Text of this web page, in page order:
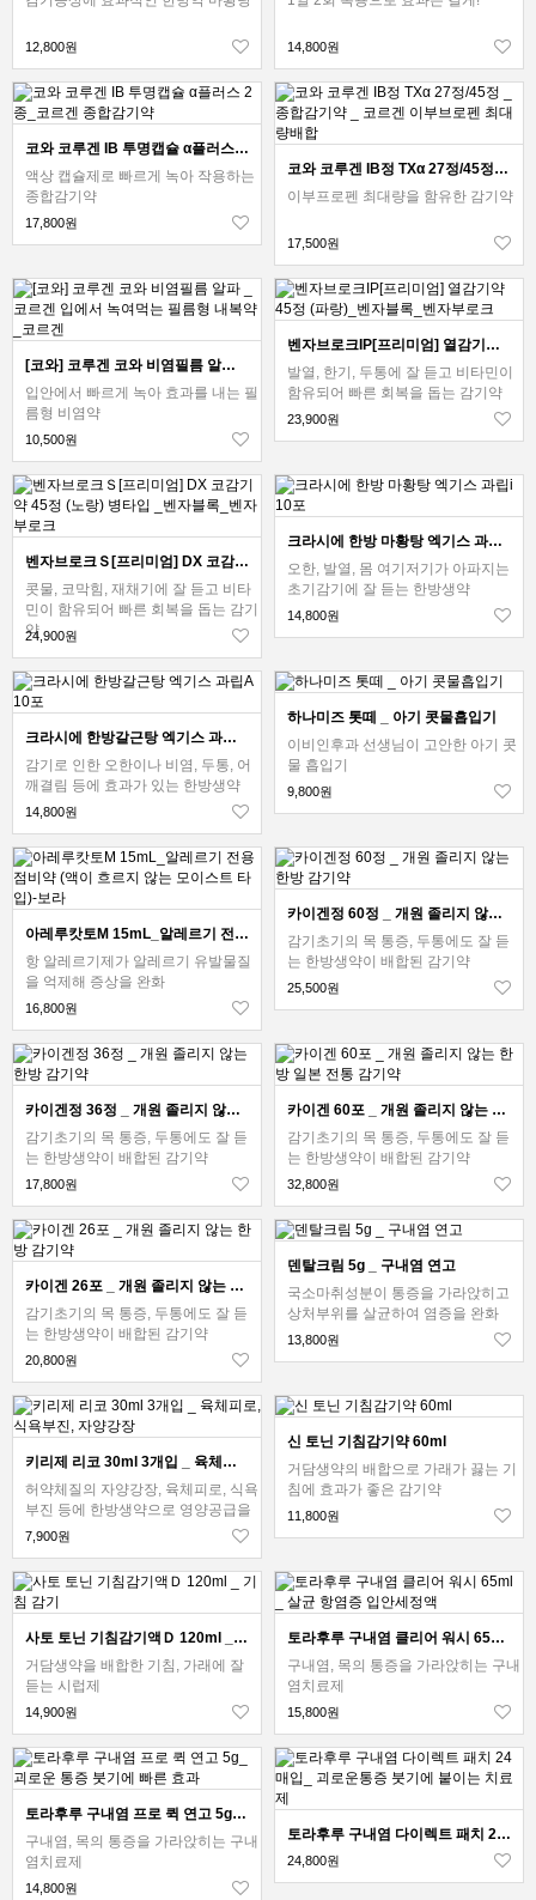
12,800원 14,800원
코와 코루겐 IB 투명캡슐 α플러스 2종_코르겐 종합감기약
액상 캡슐제로 빠르게 녹아 작용하는
종합감기약
17,800원
코와 코루겐 IB정 TXα 27정/45정 _ 종합감기약 _ 코르겐 이부브로펜 최대량배합
이부프로펜 최대량을 함유한 감기약
17,500원
[코와] 코루겐 코와 비염필름 알파 _ 코르겐 입에서 녹여먹는 필름형 내복약_코르겐
입안에서 빠르게 녹아 효과를 내는 필
름형 비염약
10,500원
벤자브로크IP[프리미엄] 열감기약 45정 (파랑)_벤자블록_벤자부로크
발열, 한기, 두통에 잘 듣고 비타민이
함유되어 빠른 회복을 돕는 감기약
23,900원
벤자브로크Ｓ[프리미엄] DX 코감기약 45정 (노랑) 병타입 _벤자블록_벤자부로크
콧물, 코막힘, 재채기에 잘 듣고 비타
민이 함유되어 빠른 회복을 돕는 감기
약
24,900원
크라시에 한방 마황탕 엑기스 과립i 10포
오한, 발열, 몸 여기저기가 아파지는
초기감기에 잘 듣는 한방생약
14,800원
크라시에 한방갈근탕 엑기스 과립A 10포
감기로 인한 오한이나 비염, 두통, 어
깨결림 등에 효과가 있는 한방생약
14,800원
하나미즈 톳떼 _ 아기 콧물흡입기
이비인후과 선생님이 고안한 아기 콧
물 흡입기
9,800원
아레루캇토M 15mL_알레르기 전용 점비약 (액이 흐르지 않는 모이스트 타입)-보라
항 알레르기제가 알레르기 유발물질
을 억제해 증상을 완화
16,800원
카이겐정 60정 _ 개원 졸리지 않는 한방 감기약
감기초기의 목 통증, 두통에도 잘 듣
는 한방생약이 배합된 감기약
25,500원
카이겐정 36정 _ 개원 졸리지 않는 한방 감기약
감기초기의 목 통증, 두통에도 잘 듣
는 한방생약이 배합된 감기약
17,800원
카이겐 60포 _ 개원 졸리지 않는 한방 일본 전통 감기약
감기초기의 목 통증, 두통에도 잘 듣
는 한방생약이 배합된 감기약
32,800원
카이겐 26포 _ 개원 졸리지 않는 한방 감기약
감기초기의 목 통증, 두통에도 잘 듣
는 한방생약이 배합된 감기약
20,800원
덴탈크림 5g _ 구내염 연고
국소마취성분이 통증을 가라앉히고
상처부위를 살균하여 염증을 완화
13,800원
키리제 리코 30ml 3개입 _ 육체피로, 식욕부진, 자양강장
허약체질의 자양강장, 육체피로, 식욕
부진 등에 한방생약으로 영양공급을
7,900원
신 토닌 기침감기약 60ml
거담생약의 배합으로 가래가 끓는 기
침에 효과가 좋은 감기약
11,800원
사토 토닌 기침감기액Ｄ 120ml _ 기침 감기
거담생약을 배합한 기침, 가래에 잘
듣는 시럽제
14,900원
토라후루 구내염 클리어 워시 65ml _ 살균 항염증 입안세정액
구내염, 목의 통증을 가라앉히는 구내
염치료제
15,800원
토라후루 구내염 프로 퀵 연고 5g_ 괴로운 통증 붓기에 빠른 효과
구내염, 목의 통증을 가라앉히는 구내
염치료제
14,800원
토라후루 구내염 다이렉트 패치 24매입_ 괴로운통증 붓기에 붙이는 치료제
24,800원